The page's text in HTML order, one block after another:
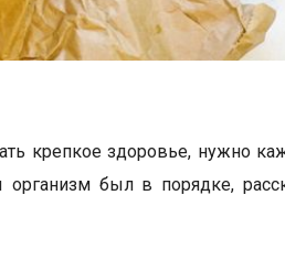
крепкое здоровье, нужно
был в порядке,